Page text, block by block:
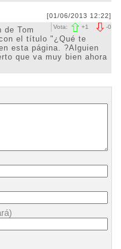
[01/06/2013 12:22]
-0
Vota: +1
de Tom
el título "¿Qué te
esta página. ?Alguien
que va muy bien ahora